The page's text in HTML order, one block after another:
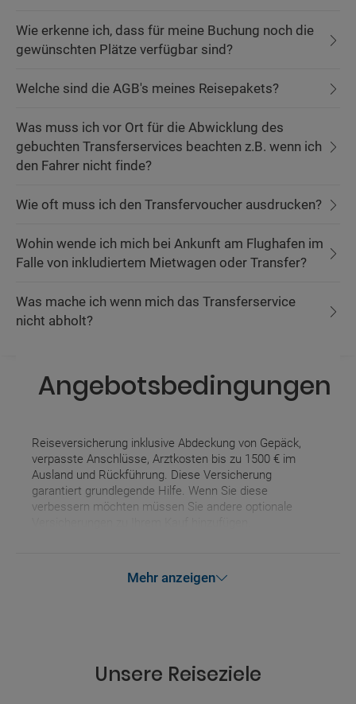
Wie erkenne ich, dass für meine Buchung noch die
gewünschten Plätze verfügbar sind?
Welche sind die AGB's meines Reisepakets?
Was muss ich vor Ort für die Abwicklung des
gebuchten Transferservices beachten z.B. wenn ich
den Fahrer nicht finde?
Wie oft muss ich den Transfervoucher ausdrucken?
Wohin wende ich mich bei Ankunft am Flughafen im
Falle von inkludiertem Mietwagen oder Transfer?
Was mache ich wenn mich das Transferservice
nicht abholt?
Angebotsbedingungen
Reiseversicherung inklusive Abdeckung von Gepäck,
verpasste Anschlüsse, Arztkosten bis zu 1500 € im
Ausland und Rückführung. Diese Versicherung
garantiert grundlegende Hilfe. Wenn Sie diese
verbessern möchten müssen Sie andere optionale
Mehr anzeigen
Unsere Reiseziele